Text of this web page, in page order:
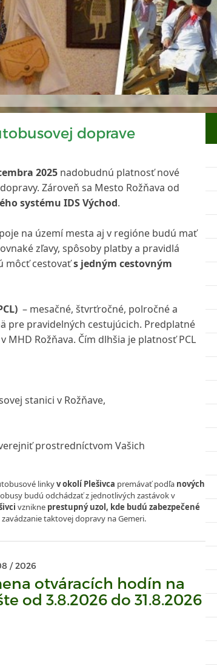
doprave
2025 nadobudnú platnosť nové
Zároveň sa Mesto Rožňava od
systému IDS Východ.
na území mesta aj v regióne budú mať
zľavy, spôsoby platby a pravidlá
môcť cestovaťs jedným cestovným
– mesačné, štvrťročné, polročné a
pre pravidelných cestujúcich. Predplatné
Rožňava. Čím dlhšia je platnosť PCL
stanici v Rožňave,
prostredníctvom Vašich
linkyv okolí Plešivca premávať podľa nových
budú odchádzať z jednotlivých zastávok v
vznikne prestupný uzol, kde budú zabezpečené
taktovej dopravy na Gemeri.
/ 2026
otváracích hodín na
od 3.8.2026 do 31.8.2026